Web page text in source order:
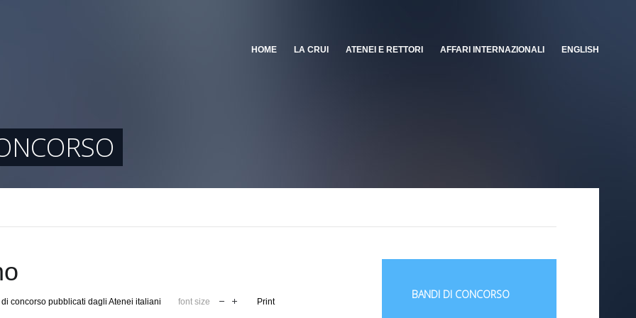
HOME LA CRUI ATENEI E RETTORI AFFARI INTERNAZIONALI ENGLISH
di concorso pubblicati dagli Atenei italiani font size Print
BANDI DI CONCORSO